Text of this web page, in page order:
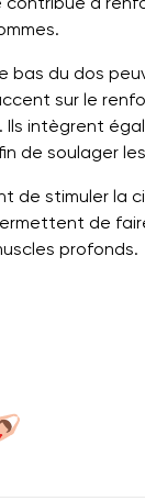
bas du dos
sur le
Ils intègrent
de soulager
de stimuler la
de
profonds.